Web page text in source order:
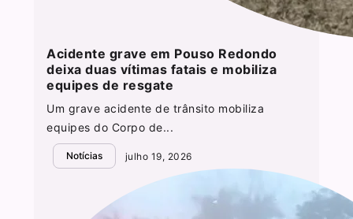
Acidente grave em Pouso Redondo
deixa duas vítimas fatais e mobiliza
equipes de resgate
Um grave acidente de trânsito mobiliza
equipes do Corpo de...
Notícias julho 19, 2026